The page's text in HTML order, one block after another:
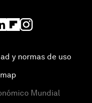
y normas de uso
Mundial